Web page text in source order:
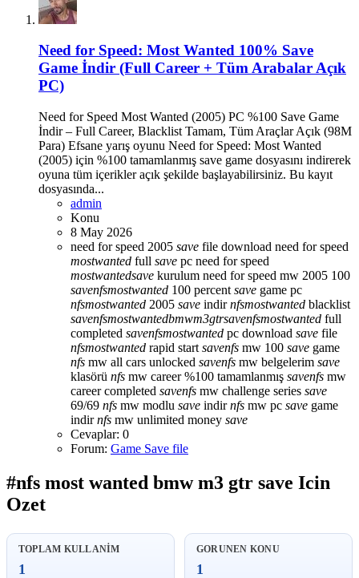
Need for Speed: Most Wanted 100% Save
Game İndir (Full Career + Tüm Arabalar Açık
PC)
Need for Speed Most Wanted (2005) PC %100 Save Game
İndir – Full Career, Blacklist Tamam, Tüm Araçlar Açık (98M
Para) Efsane yarış oyunu Need for Speed: Most Wanted
(2005) için %100 tamamlanmış save game dosyasını indirerek
oyuna tüm içerikler açık şekilde başlayabilirsiniz. Bu kayıt
dosyasında...
admin
Konu
8 May 2026
need for speed 2005 save file download need for speed
mostwanted full save pc need for speed
mostwantedsave kurulum need for speed mw 2005 100
savenfsmostwanted 100 percent save game pc
nfsmostwanted 2005 save indirnfsmostwanted blacklist
savenfsmostwantedbmwm3gtrsavenfsmostwanted full
completed savenfsmostwanted pc download save file
nfsmostwanted rapid start savenfs mw 100 save game
nfs mw all cars unlocked savenfs mw belgelerim save
klasörü nfs mw career %100 tamamlanmış savenfs mw
career completed savenfs mw challenge series save
69/69 nfs mw modlu save indirnfs mw pc save game
indirnfs mw unlimited money save
Cevaplar: 0
Forum: Game Save file
#nfs most wanted bmw m3 gtr save Icin
Ozet
TOPLAM KULLANIM
1
GORUNEN KONU
1